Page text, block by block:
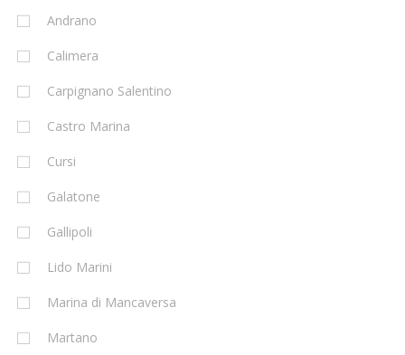
Andrano
Calimera
Carpignano Salentino
Castro Marina
Cursi
Galatone
Gallipoli
Lido Marini
Marina di Mancaversa
Martano